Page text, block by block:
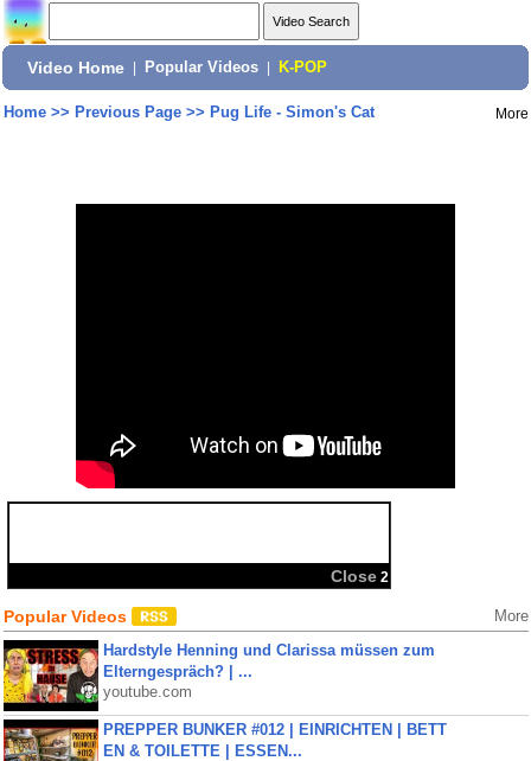
Video Home Popular Videos K-POP
Home>> Previous Page>> Pug Life - Simon's Cat More
Close 2
Share:
Popular Videos More
Hardstyle Henning und Clarissa müssen zum
Elterngespräch? | ...
youtube.com
PREPPER BUNKER #012 | EINRICHTEN | BETT
EN & TOILETTE | ESSEN...